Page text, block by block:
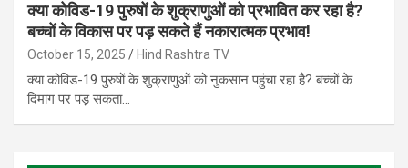
क्या कोविड-19 पुरुषों के शुक्राणुओं को प्रभावित कर रहा है?
बच्चों के विकास पर पड़ सकते हैं नकारात्मक प्रभाव!
October 15, 2025 Hind Rashtra TV
क्या कोविड-19 पुरुषों के शुक्राणुओं को नुकसान पहुंचा रहा है? बच्चों के
दिमाग पर पड़ सकता…